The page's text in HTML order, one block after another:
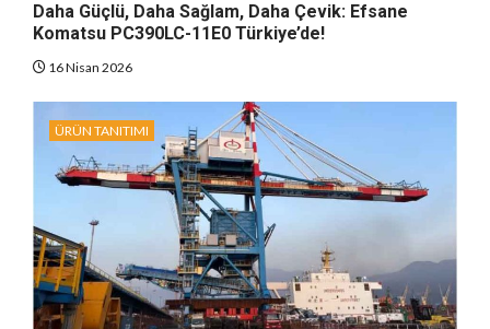
Daha Güçlü, Daha Sağlam, Daha Çevik: Efsane
Komatsu PC390LC-11E0 Türkiye’de!
16 Nisan 2026
ÜRÜN TANITIMI